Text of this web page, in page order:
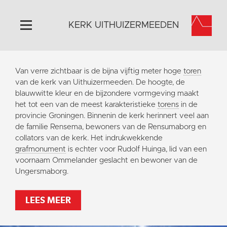
Home
Algemeen
Historie
Omgeving
Activiteiten
Doneer
Contact
KERK UITHUIZERMEEDEN
Van verre zichtbaar is de bijna vijftig meter hoge toren
van de kerk van Uithuizermeeden. De hoogte, de
blauwwitte kleur en de bijzondere vormgeving maakt
het tot een van de meest karakteristieke torens in de
provincie Groningen. Binnenin de kerk herinnert veel aan
de familie Rensema, bewoners van de Rensumaborg en
collators van de kerk. Het indrukwekkende
grafmonument is echter voor Rudolf Huinga, lid van een
voornaam Ommelander geslacht en bewoner van de
Ungersmaborg.
LEES MEER